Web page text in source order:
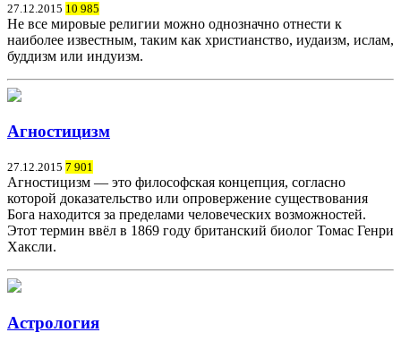
27.12.2015 10 985
Не все мировые религии можно однозначно отнести к
наиболее известным, таким как христианство, иудаизм, ислам,
буддизм или индуизм.
Агностицизм
27.12.2015 7 901
Агностицизм — это философская концепция, согласно
которой доказательство или опровержение существования
Бога находится за пределами человеческих возможностей.
Этот термин ввёл в 1869 году британский биолог Томас Генри
Хаксли.
Астрология